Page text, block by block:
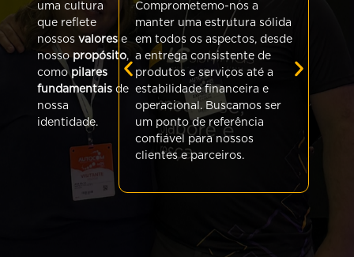
uma cultura
que reflete
nossos valores e
nossopropósito,
comopilares
fundamentais de
nossa
identidade.
Comprometemo-nos a
manter uma estrutura sólida
em todos os aspectos, desde
a entrega consistente de
produtos e serviços até a
estabilidade financeira e
operacional. Buscamos ser
um ponto de referência
confiável para nossos
clientes e parceiros.